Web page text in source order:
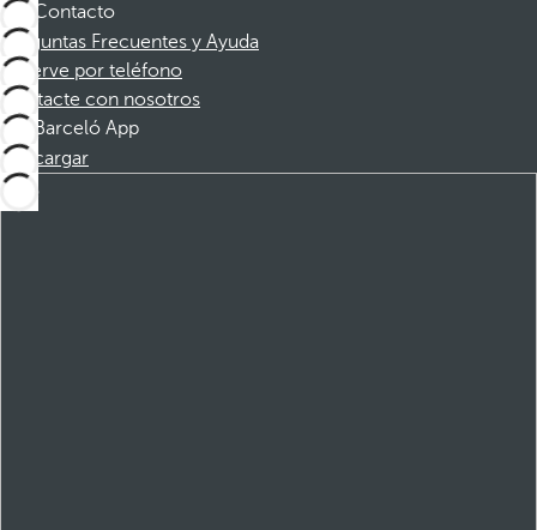
Contacto
Preguntas Frecuentes y Ayuda
Reserve por teléfono
Contacte con nosotros
Barceló App
Descargar